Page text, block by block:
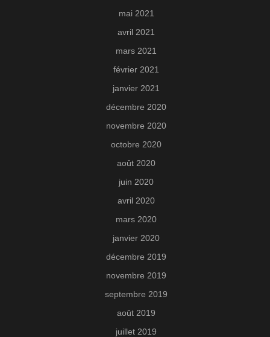
mai 2021
avril 2021
mars 2021
février 2021
janvier 2021
décembre 2020
novembre 2020
octobre 2020
août 2020
juin 2020
avril 2020
mars 2020
janvier 2020
décembre 2019
novembre 2019
septembre 2019
août 2019
juillet 2019